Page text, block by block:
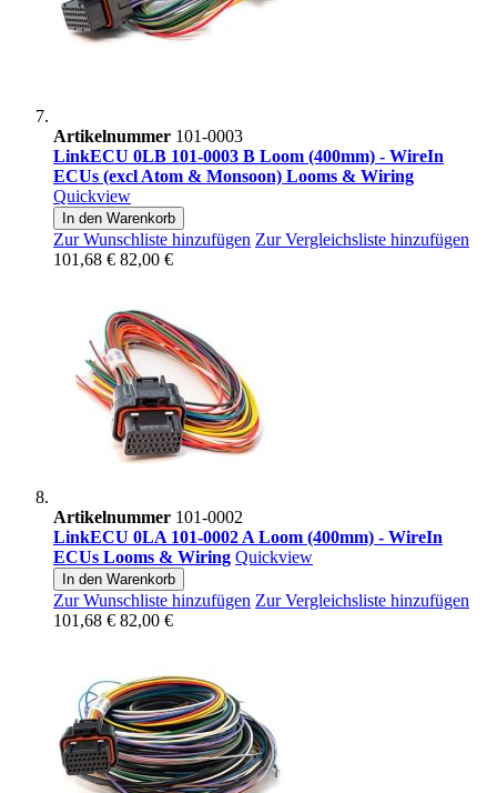
Artikelnummer 101-0003
LinkECU 0LB 101-0003 B Loom (400mm) - WireIn
ECUs (excl Atom & Monsoon) Looms & Wiring
Quickview
In den Warenkorb
Zur Wunschliste hinzufügen Zur Vergleichsliste hinzufügen
101,68 € 82,00 €
Artikelnummer 101-0002
LinkECU 0LA 101-0002 A Loom (400mm) - WireIn
ECUs Looms & Wiring Quickview
In den Warenkorb
Zur Wunschliste hinzufügen Zur Vergleichsliste hinzufügen
101,68 € 82,00 €